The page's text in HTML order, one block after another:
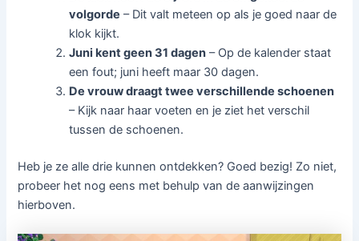
volgorde – Dit valt meteen op als je goed naar de
klok kijkt.
Juni kent geen 31 dagen – Op de kalender staat
een fout; juni heeft maar 30 dagen.
De vrouw draagt twee verschillende schoenen
– Kijk naar haar voeten en je ziet het verschil
tussen de schoenen.
Heb je ze alle drie kunnen ontdekken? Goed bezig! Zo niet,
probeer het nog eens met behulp van de aanwijzingen
hierboven.